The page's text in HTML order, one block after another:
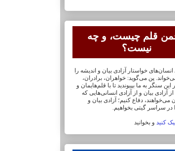
قلم چیست، و چه
نیست؟
خواستار آزادی بیان و اندیشه را
پن می‌گوید: خواهران، ‏برادران،
این سنگر به ما بپیوندید تا با قلم‌هایمان‏ و
آزادی بیان و از آزادی ‏انسانی‌هایی که
می‌خواهند، دفاع کنیم؛ آزادی بیان و
در سراسر گیتی ‏بخواهیم.
کنید و بخوانید